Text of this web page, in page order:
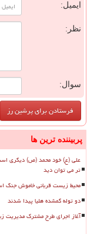
ایمیل:
نظر:
سوال:
پربیننده ترین ها
علی (ع) خود محمد (ص) دیگری
تر می توان دید
محیط زیست قربانی خاموش جنگ
دو توله گمشده هلیا پیدا شدند
آغاز اجرای طرح مشترک مدیریت